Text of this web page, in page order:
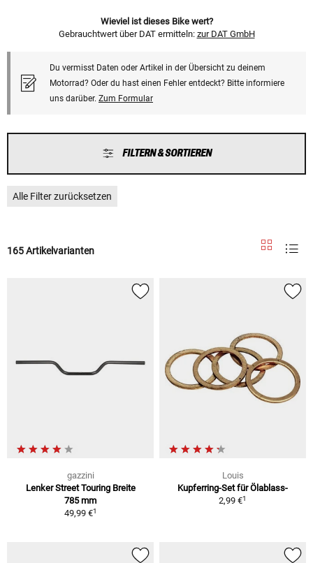
Wieviel ist dieses Bike wert?
Gebrauchtwert über DAT ermitteln: zur DAT GmbH
Du vermisst Daten oder Artikel in der Übersicht zu deinem
Motorrad? Oder du hast einen Fehler entdeckt? Bitte informiere
uns darüber. Zum Formular
FILTERN & SORTIEREN
Alle Filter zurücksetzen
165 Artikelvarianten
gazzini
Lenker Street Touring Breite
785 mm
49,99 €1
Louis
Kupferring-Set für Ölablass-
2,99 €1